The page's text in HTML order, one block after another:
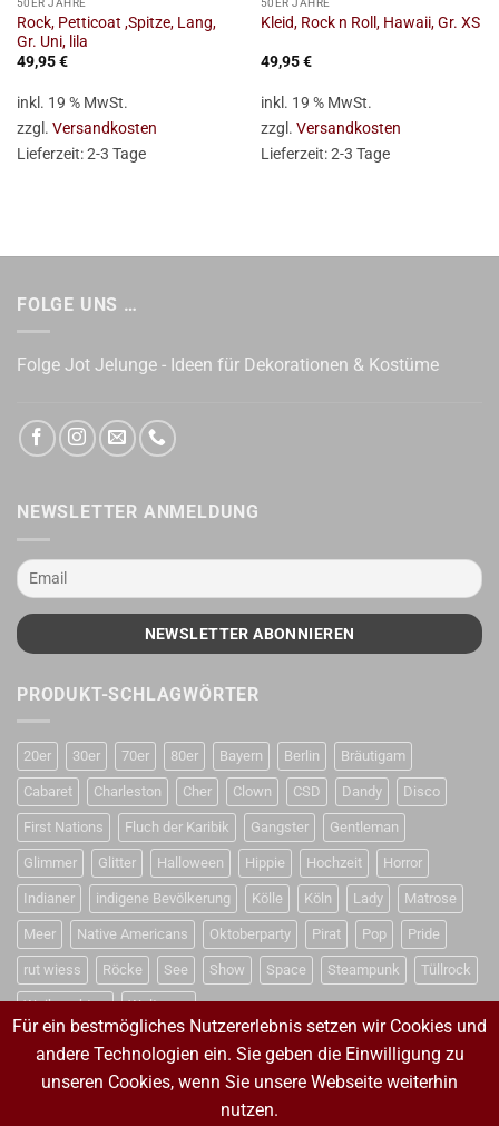
50ER JAHRE
Rock, Petticoat ,Spitze, Lang,
Gr. Uni, lila
49,95€
inkl. 19 % MwSt.
zzgl. Versandkosten
Lieferzeit:2-3 Tage
50ER JAHRE
Kleid, Rock n Roll, Hawaii, Gr. XS
49,95€
inkl. 19 % MwSt.
zzgl. Versandkosten
Lieferzeit:2-3 Tage
FOLGE UNS …
Folge Jot Jelunge - Ideen für Dekorationen & Kostüme
NEWSLETTER ANMELDUNG
PRODUKT-SCHLAGWÖRTER
20er 30er 70er 80er Bayern Berlin Bräutigam
Cabaret Charleston Cher Clown CSD Dandy Disco
First Nations Fluch der Karibik Gangster Gentleman
Glimmer Glitter Halloween Hippie Hochzeit Horror
Indianer indigene Bevölkerung Kölle Köln Lady Matrose
Meer Native Americans Oktoberparty Pirat Pop Pride
rut wiess Röcke See Show Space Steampunk Tüllrock
Weihnachten Weltraum
VERTRAG WIDERRUFEN
Für ein bestmögliches Nutzererlebnis setzen wir Cookies und
andere Technologien ein. Sie geben die Einwilligung zu
unseren Cookies, wenn Sie unsere Webseite weiterhin
nutzen.